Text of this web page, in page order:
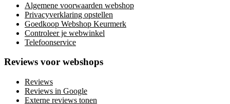
Algemene voorwaarden webshop
Privacyverklaring opstellen
Goedkoop Webshop Keurmerk
Controleer je webwinkel
Telefoonservice
Reviews voor webshops
Reviews
Reviews in Google
Externe reviews tonen